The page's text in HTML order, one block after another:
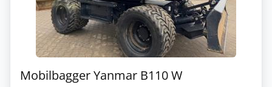
Mobilbagger Yanmar B110 W